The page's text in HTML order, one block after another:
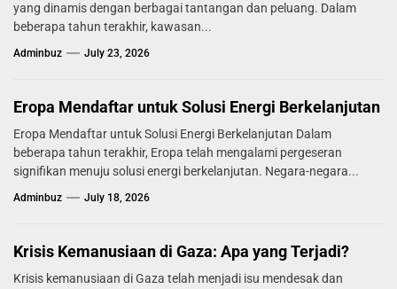
yang dinamis dengan berbagai tantangan dan peluang. Dalam
beberapa tahun terakhir, kawasan...
Adminbuz July 23, 2026
Eropa Mendaftar untuk Solusi Energi Berkelanjutan
Eropa Mendaftar untuk Solusi Energi Berkelanjutan Dalam
beberapa tahun terakhir, Eropa telah mengalami pergeseran
signifikan menuju solusi energi berkelanjutan. Negara-negara...
Adminbuz July 18, 2026
Krisis Kemanusiaan di Gaza: Apa yang Terjadi?
Krisis kemanusiaan di Gaza telah menjadi isu mendesak dan